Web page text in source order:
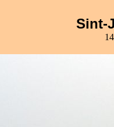
Sint-